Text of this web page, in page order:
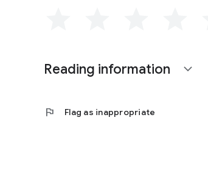
Reading information expand_more
flag Flag as inappropriate